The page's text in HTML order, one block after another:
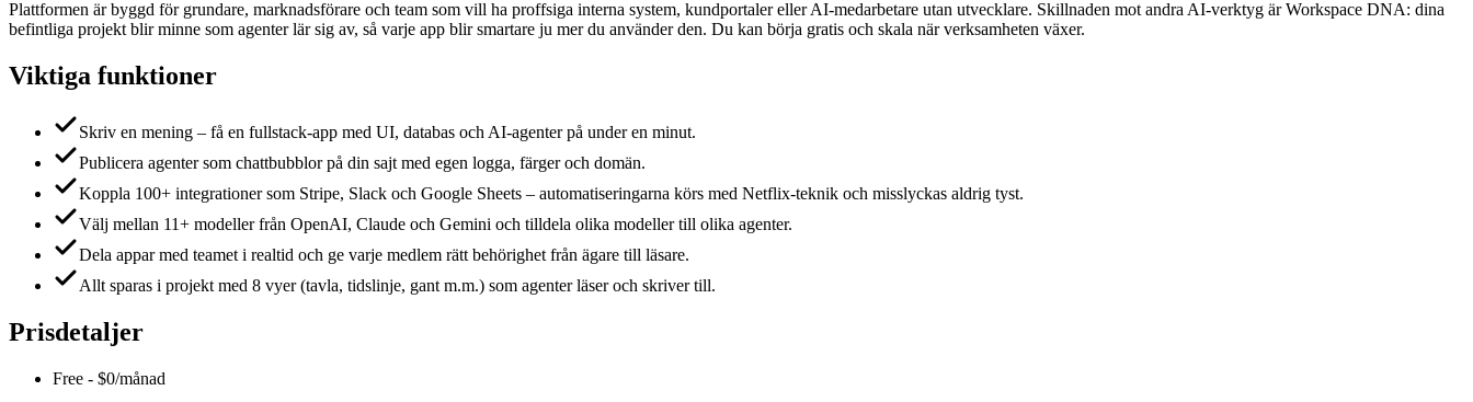
Plattformen är byggd för grundare, marknadsförare och team som vill ha proffsiga interna system, kundportaler eller AI-medarbetare utan utvecklare. Skillnaden mot andra AI-verktyg är Workspace DNA: dina
befintliga projekt blir minne som agenter lär sig av, så varje app blir smartare ju mer du använder den. Du kan börja gratis och skala när verksamheten växer.
Viktiga funktioner
Skriv en mening – få en fullstack-app med UI, databas och AI-agenter på under en minut.
Publicera agenter som chattbubblor på din sajt med egen logga, färger och domän.
Koppla 100+ integrationer som Stripe, Slack och Google Sheets – automatiseringarna körs med Netflix-teknik och misslyckas aldrig tyst.
Välj mellan 11+ modeller från OpenAI, Claude och Gemini och tilldela olika modeller till olika agenter.
Dela appar med teamet i realtid och ge varje medlem rätt behörighet från ägare till läsare.
Allt sparas i projekt med 8 vyer (tavla, tidslinje, gant m.m.) som agenter läser och skriver till.
Prisdetaljer
Free - $0/månad